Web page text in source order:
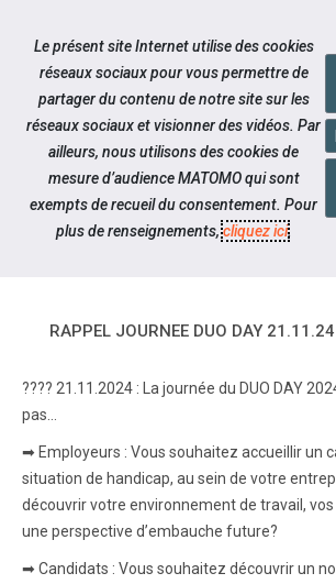
Aller au contenu
Notre actualité
RAPPEL JOURNEE DUO
RAPPEL JOURNEE DUO DAY 21.11.24
???? 21.11.2024 : La journée du DUO DAY
pas...
➡ Employeurs : Vous souhaitez accueillir un
situation de handicap, au sein de votre
découvrir votre environnement de travail,
une perspective d’embauche future?
➡ Candidats : Vous souhaitez découvrir un
Le présent site Internet utilise des cookies
réseaux sociaux pour vous permettre de
partager du contenu de notre site sur les
réseaux sociaux et visionner des vidéos. Par
ailleurs, nous utilisons des cookies de
mesure d’audience MATOMO qui sont
exempts de recueil du consentement. Pour
plus de renseignements,cliquez ici.